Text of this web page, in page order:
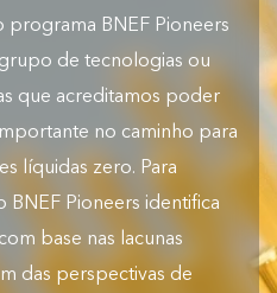
programa BNEF Pioneers
de tecnologias ou
que acreditamos poder
no caminho para
líquidas zero. Para
Pioneers identifica
base nas lacunas
das perspectivas de